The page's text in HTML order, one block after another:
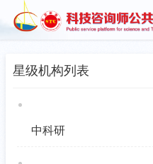
星级机构列表
中科研